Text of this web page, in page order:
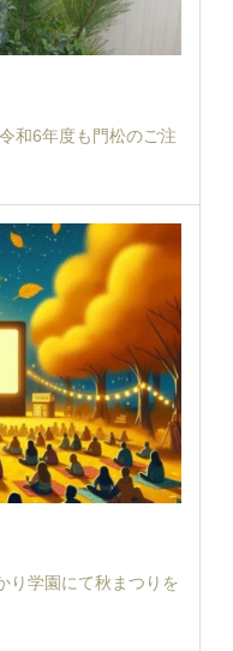
和6年度も門松のご注
り学園にて秋まつりを